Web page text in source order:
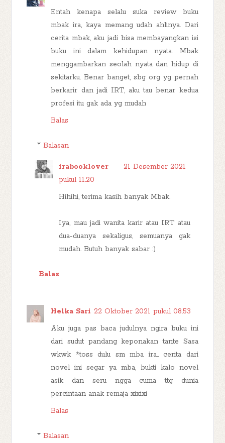
Entah kenapa selalu suka review buku
mbak ira, kaya memang udah ahlinya. Dari
cerita mbak, aku jadi bisa membayangkan isi
buku ini dalam kehidupan nyata. Mbak
menggambarkan seolah nyata dan hidup di
sekitarku. Benar banget, sbg org yg pernah
berkarir dan jadi IRT, aku tau benar kedua
profesi itu gak ada yg mudah
Balas
Balasan
irabooklover
21 Desember 2021
pukul 11.20
Hihihi, terima kasih banyak Mbak.
Iya, mau jadi wanita karir atau IRT atau
dua-duanya sekaligus, semuanya gak
mudah. Butuh banyak sabar :)
Balas
Helka Sari 22 Oktober 2021 pukul 08.53
Aku juga pas baca judulnya ngira buku ini
dari sudut pandang keponakan tante Sasa
wkwk *toss dulu sm mba ira.. cerita dari
novel ini segar ya mba, bukti kalo novel
asik dan seru ngga cuma ttg dunia
percintaan anak remaja xixixi
Balas
Balasan